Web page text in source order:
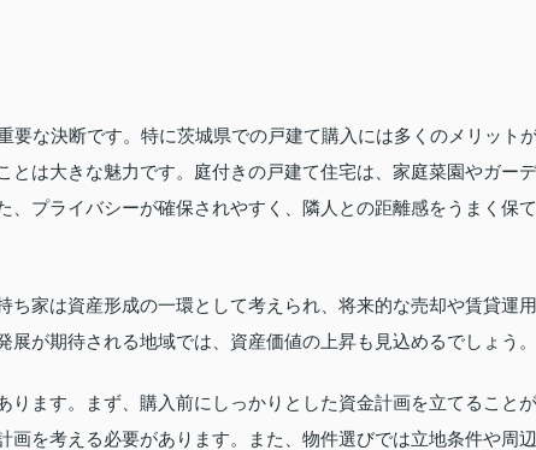
要な決断です。特に茨城県での戸建て購入には多くのメリット
とは大きな魅力です。庭付きの戸建て住宅は、家庭菜園やガーデ
プライバシーが確保されやすく、隣人との距離感をうまく保て
ち家は資産形成の一環として考えられ、将来的な売却や賃貸運用
が期待される地域では、資産価値の上昇も見込めるでしょう。
ります。まず、購入前にしっかりとした資金計画を立てることが
を考える必要があります。また、物件選びでは立地条件や周辺